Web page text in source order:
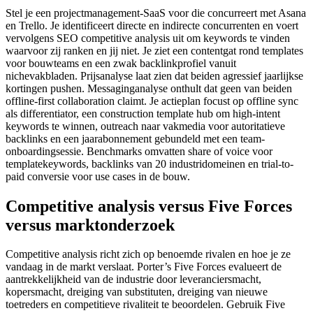
Stel je een projectmanagement-SaaS voor die concurreert met Asana
en Trello. Je identificeert directe en indirecte concurrenten en voert
vervolgens SEO competitive analysis uit om keywords te vinden
waarvoor zij ranken en jij niet. Je ziet een contentgat rond templates
voor bouwteams en een zwak backlinkprofiel vanuit
nichevakbladen. Prijsanalyse laat zien dat beiden agressief jaarlijkse
kortingen pushen. Messaginganalyse onthult dat geen van beiden
offline-first collaboration claimt. Je actieplan focust op offline sync
als differentiator, een construction template hub om high-intent
keywords te winnen, outreach naar vakmedia voor autoritatieve
backlinks en een jaarabonnement gebundeld met een team-
onboardingsessie. Benchmarks omvatten share of voice voor
templatekeywords, backlinks van 20 industridomeinen en trial-to-
paid conversie voor use cases in de bouw.
Competitive analysis versus Five Forces
versus marktonderzoek
Competitive analysis richt zich op benoemde rivalen en hoe je ze
vandaag in de markt verslaat. Porter’s Five Forces evalueert de
aantrekkelijkheid van de industrie door leveranciersmacht,
kopersmacht, dreiging van substituten, dreiging van nieuwe
toetreders en competitieve rivaliteit te beoordelen. Gebruik Five